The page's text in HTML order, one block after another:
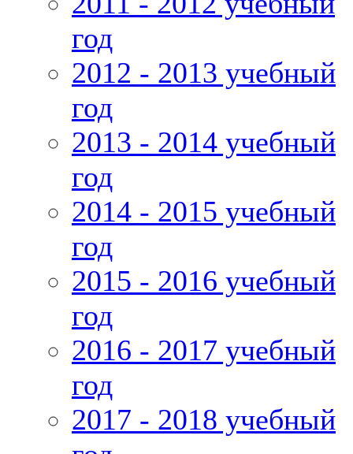
год
2012 - 2013 учебный
год
2013 - 2014 учебный
год
2014 - 2015 учебный
год
2015 - 2016 учебный
год
2016 - 2017 учебный
год
2017 - 2018 учебный